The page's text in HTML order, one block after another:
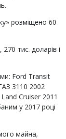
розміщено 60
тис. доларів і
Ford Transit
3110 2002
Cruiser 2011
у 2017 році
майна,